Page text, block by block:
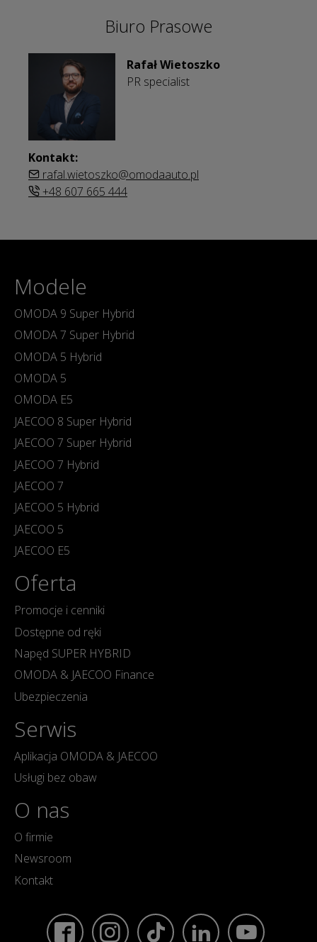
Biuro Prasowe
Rafał Wietoszko
PR specialist
Kontakt:
rafal.wietoszko@omodaauto.pl
+48 607 665 444
Modele
OMODA 9 Super Hybrid
OMODA 7 Super Hybrid
OMODA 5 Hybrid
OMODA 5
OMODA E5
JAECOO 8 Super Hybrid
JAECOO 7 Super Hybrid
JAECOO 7 Hybrid
JAECOO 7
JAECOO 5 Hybrid
JAECOO 5
JAECOO E5
Oferta
Promocje i cenniki
Dostępne od ręki
Napęd SUPER HYBRID
OMODA & JAECOO Finance
Ubezpieczenia
Serwis
Aplikacja OMODA & JAECOO
Usługi bez obaw
O nas
O firmie
Newsroom
Kontakt